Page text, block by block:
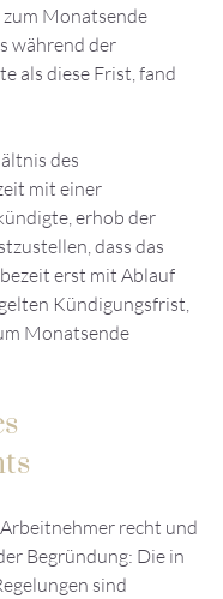
Monatsende
während der
als diese Frist, fand
des
mit einer
erhob der
dass das
erst mit Ablauf
Kündigungsfrist,
Monatsende
recht und
Begründung: Die in
sind